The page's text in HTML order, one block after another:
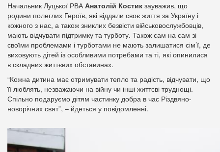
Начальник Луцької РВААнатолій Костик зауважив, що
родини полеглих Героїв, які віддали своє життя за Україну і
кожного з нас, а також зниклих безвісти військовослужбовців,
мають відчувати підтримку та турботу. Також сам на сам зі
своїми проблемами і турботами не мають залишатися сім’ї, де
виховують дітей із особливими потребами та ті, які опинилися
в складних життєвих обставинах.
“Кожна дитина має отримувати тепло та радість, відчувати, що
її люблять, незважаючи на війну чи інші життєві труднощі.
Спільно подаруємо дітям частинку добра в час Різдвяно-
новорічних свят”, – йдеться у повідомленні.